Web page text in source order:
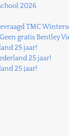
2026
TMC
Geen gratis Bentley
25 jaar!
25 jaar!
25 jaar!